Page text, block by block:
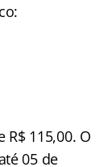
115,00. O
05 de